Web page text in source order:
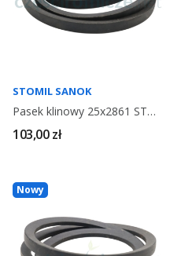
STOMIL SANOK
Pasek klinowy 25x2861 STOMIL SANOK
103,00 zł
Nowy